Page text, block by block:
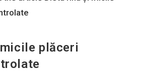
plăceri